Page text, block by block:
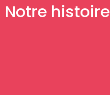
Notre histoire